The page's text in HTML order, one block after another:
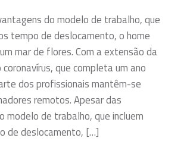
do modelo de trabalho, que
tempo de deslocamento, o home
mar de flores. Com a extensão da
que completa um ano
dos profissionais mantêm-se
remotos. Apesar das
modelo de trabalho, que incluem
de deslocamento, […]